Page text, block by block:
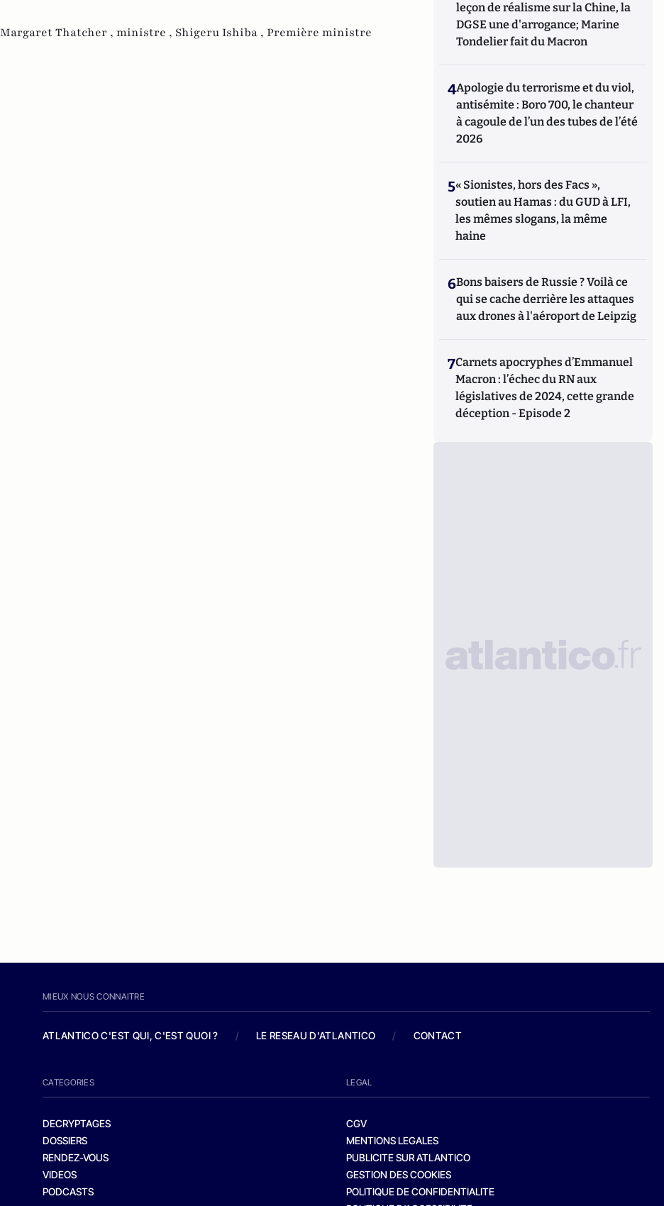
Margaret Thatcher , ministre , Shigeru Ishiba , Première ministre
leçon de réalisme sur la Chine, la
DGSE une d'arrogance; Marine
Tondelier fait du Macron
4Apologie du terrorisme et du viol,
antisémite : Boro 700, le chanteur
à cagoule de l’un des tubes de l’été
2026
5« Sionistes, hors des Facs »,
soutien au Hamas : du GUD à LFI,
les mêmes slogans, la même
haine
6Bons baisers de Russie ? Voilà ce
qui se cache derrière les attaques
aux drones à l'aéroport de Leipzig
7Carnets apocryphes d’Emmanuel
Macron : l’échec du RN aux
législatives de 2024, cette grande
déception - Episode 2
MIEUX NOUS CONNAITRE
ATLANTICO C'EST QUI, C'EST QUOI ? / LE RESEAU D'ATLANTICO / CONTACT
CATEGORIES
DECRYPTAGES
DOSSIERS
RENDEZ-VOUS
VIDEOS
PODCASTS
LEGAL
CGV
MENTIONS LEGALES
PUBLICITE SUR ATLANTICO
GESTION DES COOKIES
POLITIQUE DE CONFIDENTIALITE